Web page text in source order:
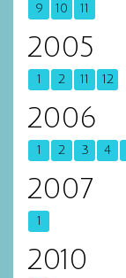
9 10 11
2005
1 2 11 12
2006
1 2 3 4
2007
1
2010